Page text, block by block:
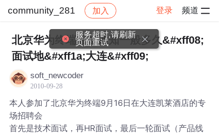
community_281 加入 登录 频道
社区 community_281 帖子详情
北京华为终端面试通知一般多久&#xff08;
面试地&#xff1a;大连&#xff09;
soft_newcoder
2010-09-28
本人参加了北京华为终端9月16日在大连凯莱酒店的专
场招聘会
首先是技术面试，再HR面试，最后一轮面试（产品线
服务超时,请刷新
页面重试